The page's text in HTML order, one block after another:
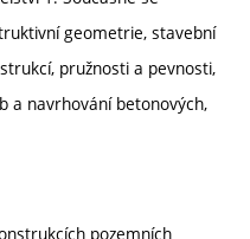
geometrie, stavební
pružnosti a pevnosti,
a navrhování betonových,
pozemních